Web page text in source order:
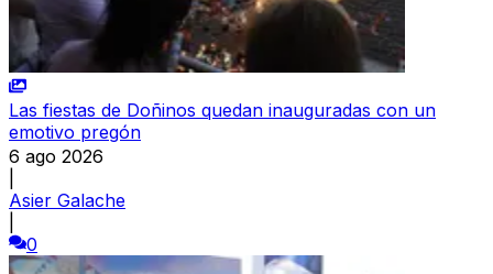
Las fiestas de Doñinos quedan inauguradas con un
emotivo pregón
6 ago 2026
Asier Galache
0